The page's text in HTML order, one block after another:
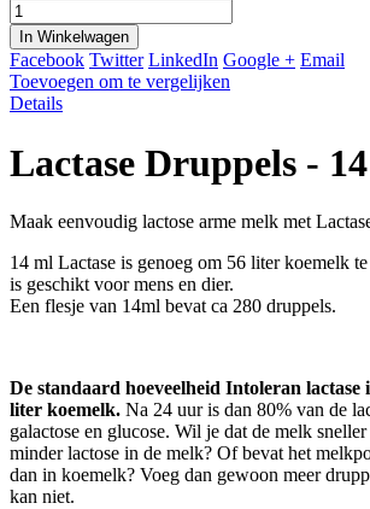
In Winkelwagen
Facebook Twitter LinkedIn Google + Email
Toevoegen om te vergelijken
Details
Lactase Druppels -
Maak eenvoudig lactose arme melk met
14 ml Lactase is genoeg om 56 liter koemelk
is geschikt voor mens en dier.
Een flesje van 14ml bevat ca 280 druppels.
De standaard hoeveelheid Intoleran lactase
liter koemelk. Na 24 uur is dan 80% van de
galactose en glucose. Wil je dat de melk
minder lactose in de melk? Of bevat het
dan in koemelk? Voeg dan gewoon meer
kan niet.